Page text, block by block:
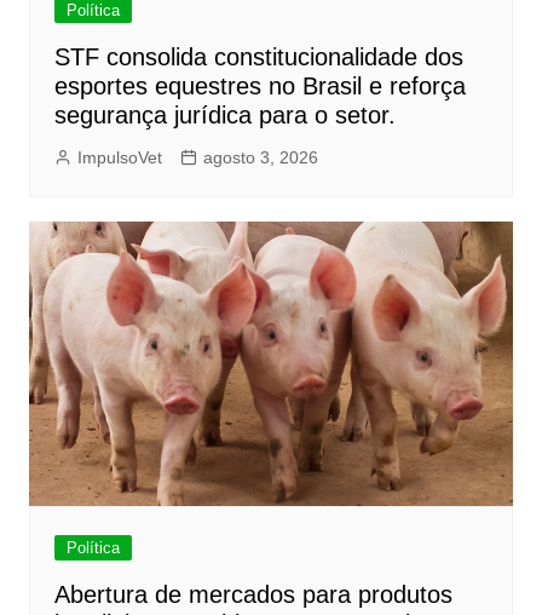
Política
STF consolida constitucionalidade dos
esportes equestres no Brasil e reforça
segurança jurídica para o setor.
ImpulsoVet agosto 3, 2026
Política
Abertura de mercados para produtos